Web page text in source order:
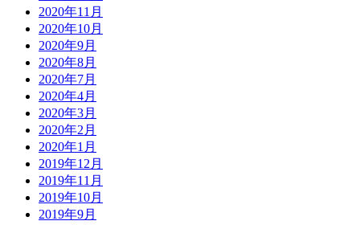
2020年11月
2020年10月
2020年9月
2020年8月
2020年7月
2020年4月
2020年3月
2020年2月
2020年1月
2019年12月
2019年11月
2019年10月
2019年9月